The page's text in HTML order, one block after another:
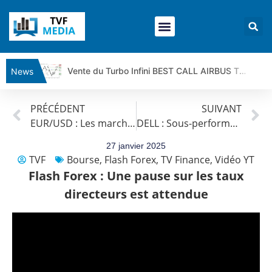
News
Vente du Turbo Infini BEST CALL AIRBUS TY80V à 3,45 € (+118 %)
Vente du Turbo infini BEST PUT COINBASE WO83V à 0,51 € (+46 %)
Gaza, Iran, Chine : la guerre mondiale vient de commencer | par Louis-Antoine Michelet
Jean Marie Seronie :Loi agricole : vraie réforme ou simple réponse à la colère ?| Interview Éco
PRÉCÉDENT
EUR/USD : Les marchés sont focalisés sur Trump
SUIVANT
DELL : Sous-performance
27 janvier 2025
TVF Bourse, Flash Forex, TV Finance, Vidéo YT
Flash Forex : Une pause sur les taux
directeurs est attendue